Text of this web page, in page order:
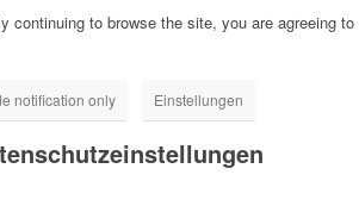
continuing to browse the site, you are agreeing to
notification only Einstellungen